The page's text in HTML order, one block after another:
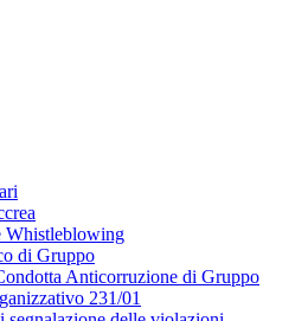
Whistleblowing
di Gruppo
Anticorruzione di Gruppo
231/01